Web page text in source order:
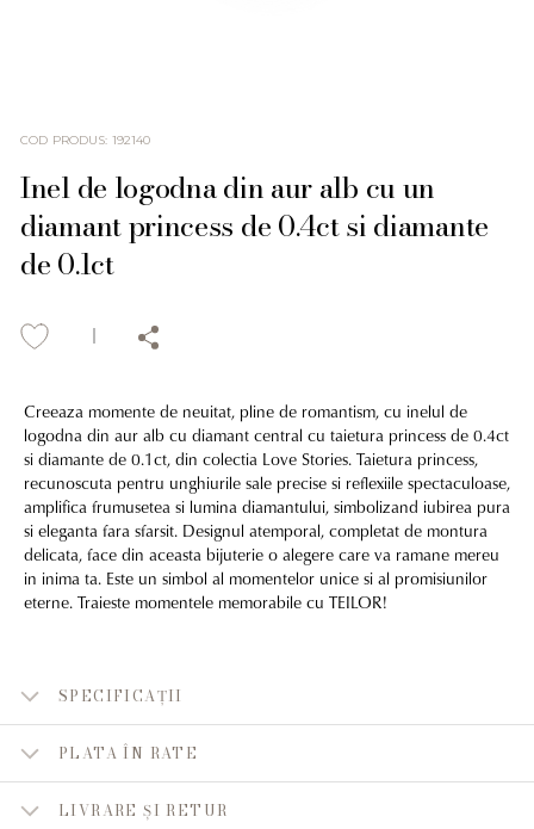
COD PRODUS: 192140
Inel de logodna din aur alb cu un
diamant princess de 0.4ct si diamante
de 0.1ct
Creeaza momente de neuitat, pline de romantism, cu inelul de
logodna din aur alb cu diamant central cu taietura princess de 0.4ct
si diamante de 0.1ct, din colectia Love Stories. Taietura princess,
recunoscuta pentru unghiurile sale precise si reflexiile spectaculoase,
amplifica frumusetea si lumina diamantului, simbolizand iubirea pura
si eleganta fara sfarsit. Designul atemporal, completat de montura
delicata, face din aceasta bijuterie o alegere care va ramane mereu
in inima ta. Este un simbol al momentelor unice si al promisiunilor
eterne. Traieste momentele memorabile cu TEILOR!
SPECIFICAȚII
PLATA ÎN RATE
LIVRARE ȘI RETUR